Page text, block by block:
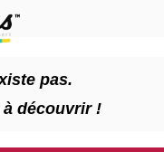
pas.
à découvrir !